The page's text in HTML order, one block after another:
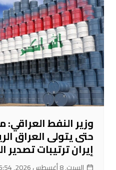
وزير النفط العراقي:
حتى يتولى العراق
إيران ترتيبات تصدير
السبت, 8 أغسطس 2026, 15:54